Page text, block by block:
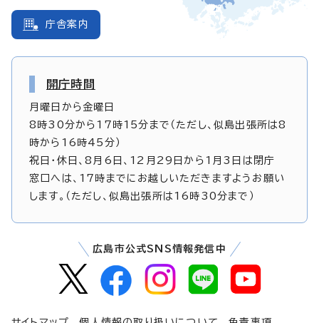
庁舎案内
開庁時間
月曜日から金曜日
8時30分から17時15分まで（ただし、似島出張所は8
時から16時45分）
祝日・休日、8月6日、12月29日から1月3日は閉庁
窓口へは、17時までにお越しいただきますようお願い
します。（ただし、似島出張所は16時30分まで）
広島市公式SNS情報発信中